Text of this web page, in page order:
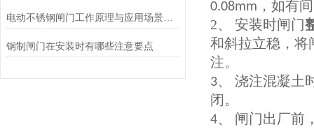
电动不锈钢闸门工作原理与应用场景解析
钢制闸门在安装时有哪些注意要点
0.08mm ，如有
2、 安装时闸门
和斜拉立稳，将
注。
3、 浇注混凝土
闭。
4、 闸门出厂前